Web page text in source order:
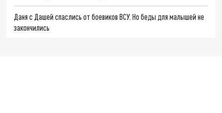
Даня с Дашей спаслись от боевиков ВСУ. Но беды для малышей не
закончились